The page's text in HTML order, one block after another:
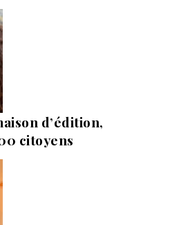
d’édition,
citoyens